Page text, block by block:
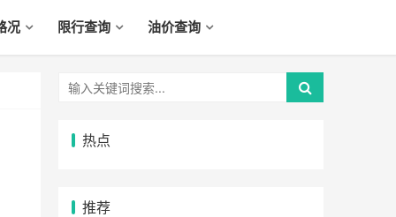
况 限行查询 油价查询
热点
推荐